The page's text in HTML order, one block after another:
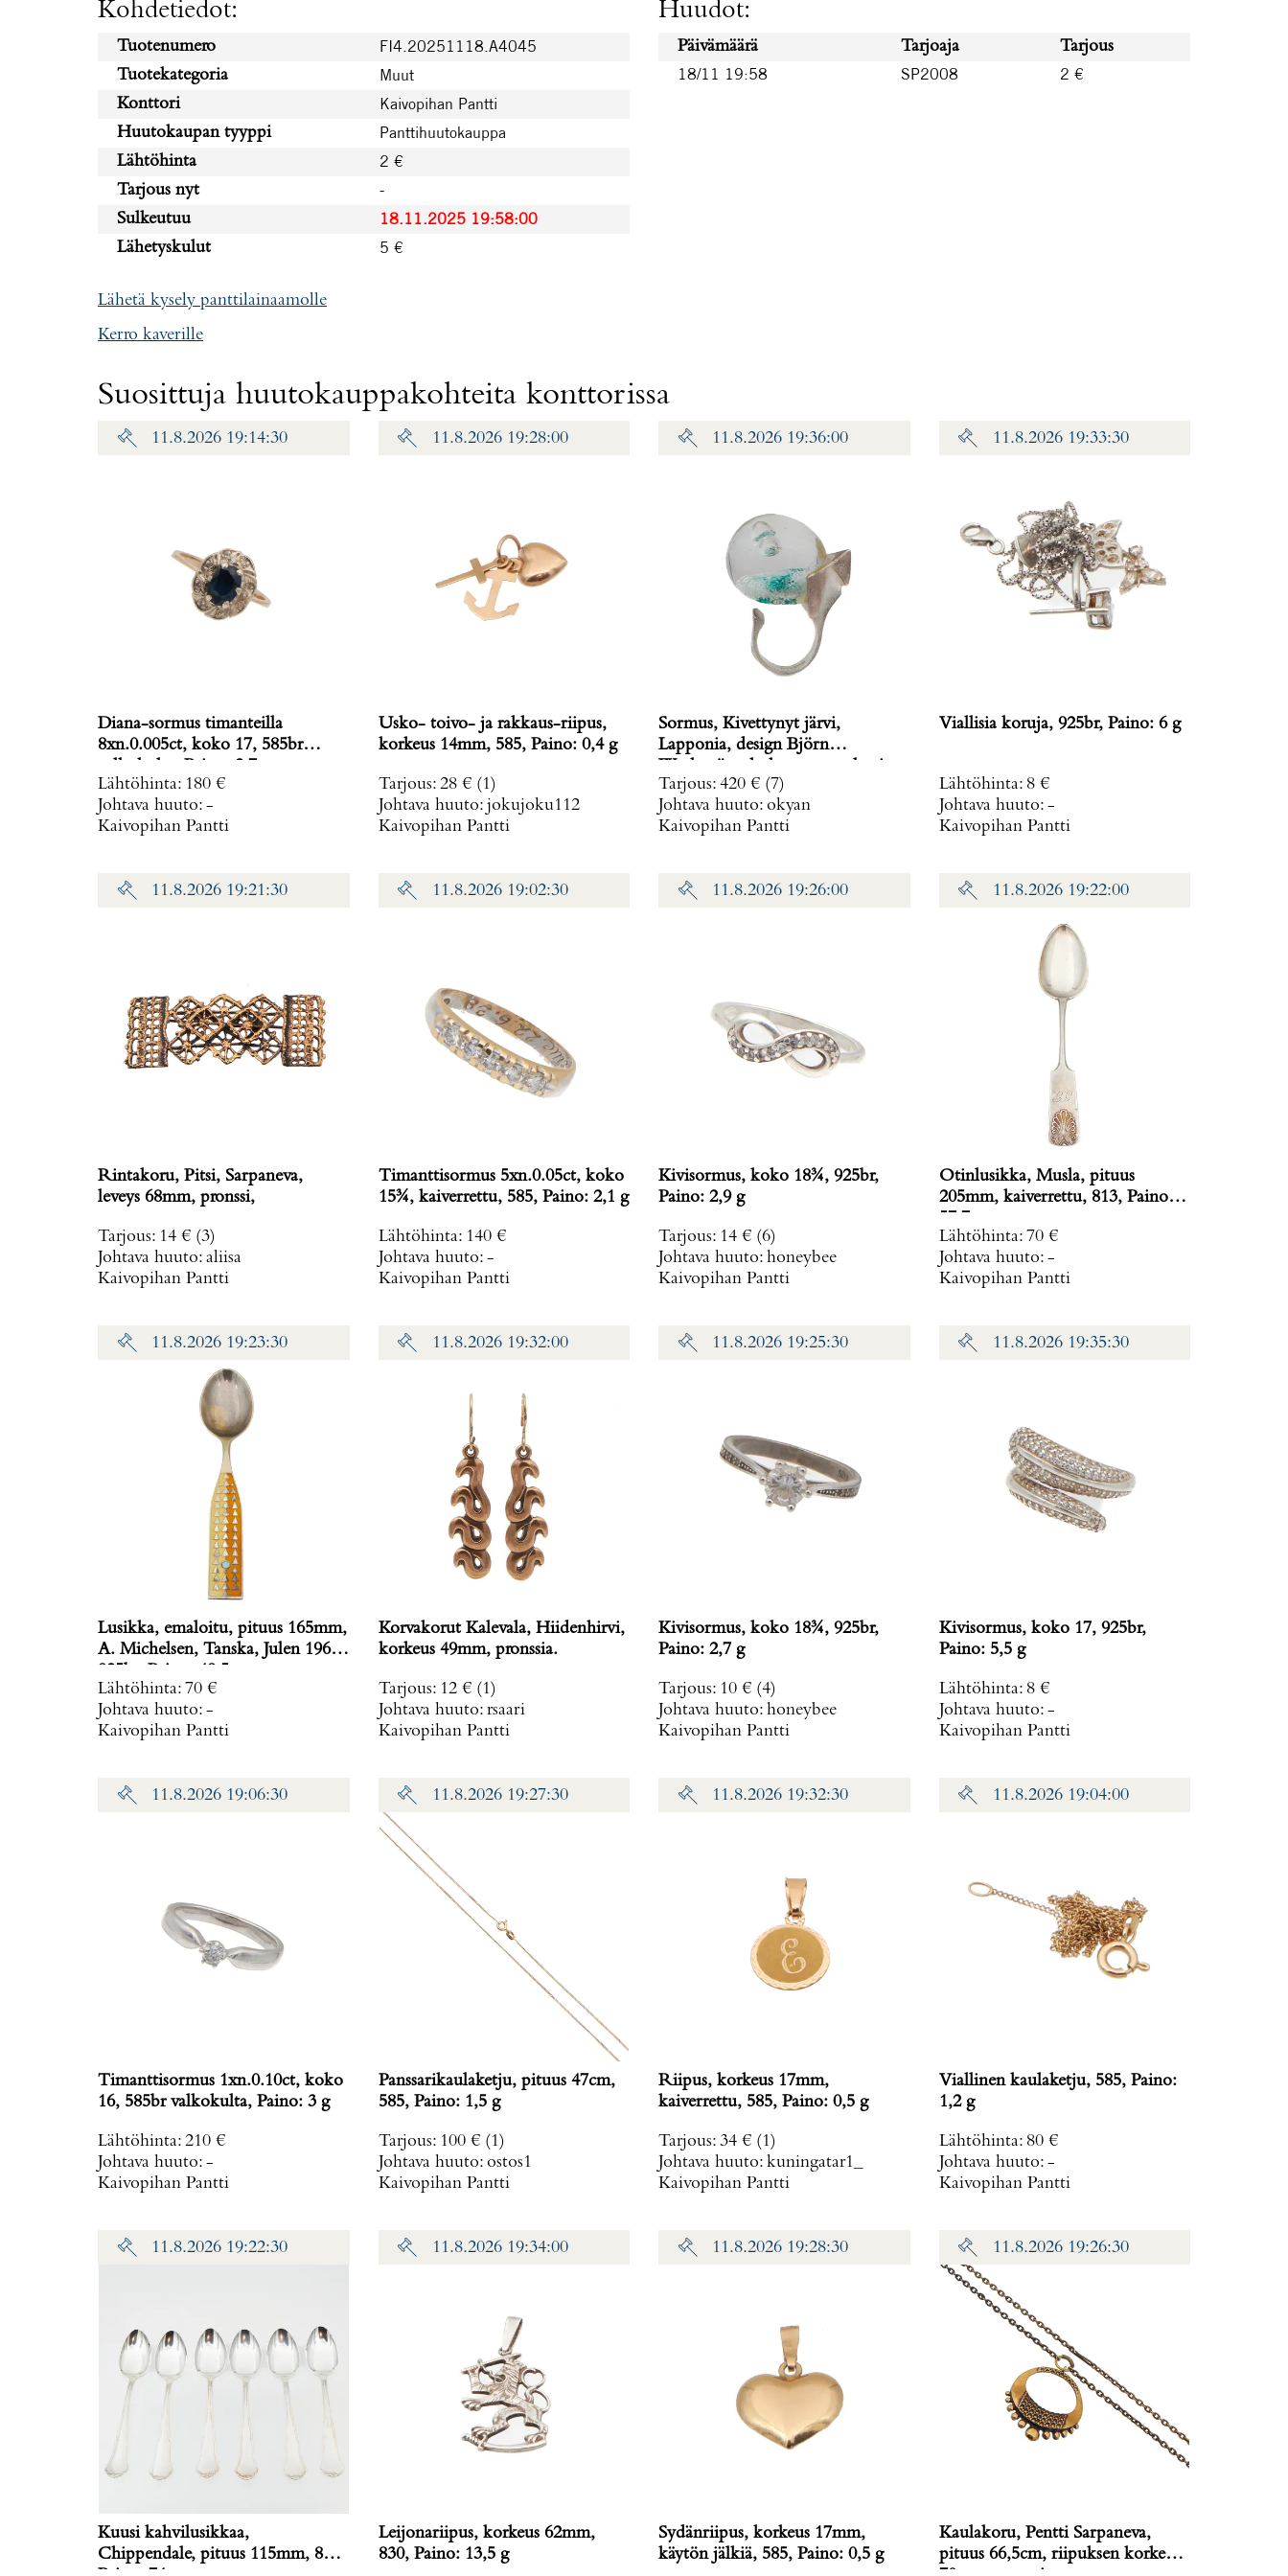
Kohdetiedot:
Tuotenumero FI4.20251118.A4045
Tuotekategoria Muut
Konttori Kaivopihan Pantti
Huutokaupan tyyppi Panttihuutokauppa
Lähtöhinta 2 €
Tarjous nyt -
Sulkeutuu 18.11.2025 19:58:00
Lähetyskulut 5 €
Lähetä kysely panttilainaamolle
Kerro kaverille
Huudot:
Päivämäärä Tarjoaja Tarjous
18/11 19:58 SP2008 2 €
Suosittuja huutokauppakohteita konttorissa
11.8.2026 19:14:30
Diana-sormus timanteilla
8xn.0.005ct, koko 17, 585br
Lähtöhinta: 180 €
Johtava huuto: -
Kaivopihan Pantti
11.8.2026 19:28:00
Usko- toivo- ja rakkaus-riipus,
korkeus 14mm, 585, Paino: 0,4 g
Tarjous: 28 € (1)
Johtava huuto: jokujoku112
Kaivopihan Pantti
11.8.2026 19:36:00
Sormus, Kivettynyt järvi,
Lapponia, design Björn
vuodelta 1972, 925br, Paino: 19,8
g
Tarjous: 420 € (7)
Johtava huuto: okyan
Kaivopihan Pantti
11.8.2026 19:33:30
Viallisia koruja, 925br, Paino: 6 g
Lähtöhinta: 8 €
Johtava huuto: -
Kaivopihan Pantti
11.8.2026 19:21:30
Rintakoru, Pitsi, Sarpaneva,
leveys 68mm, pronssi,
Tarjous: 14 € (3)
Johtava huuto: aliisa
Kaivopihan Pantti
11.8.2026 19:02:30
Timanttisormus 5xn.0.05ct, koko
15¾, kaiverrettu, 585, Paino: 2,1 g
Lähtöhinta: 140 €
Johtava huuto: -
Kaivopihan Pantti
11.8.2026 19:26:00
Kivisormus, koko 18¾, 925br,
Paino: 2,9 g
Tarjous: 14 € (6)
Johtava huuto: honeybee
Kaivopihan Pantti
11.8.2026 19:22:00
Otinlusikka, Musla, pituus
205mm, kaiverrettu, 813, Paino:
Lähtöhinta: 70 €
Johtava huuto: -
Kaivopihan Pantti
11.8.2026 19:23:30
Lusikka, emaloitu, pituus 165mm,
A. Michelsen, Tanska, Julen 1960,
Lähtöhinta: 70 €
Johtava huuto: -
Kaivopihan Pantti
11.8.2026 19:32:00
Korvakorut Kalevala, Hiidenhirvi,
korkeus 49mm, pronssia.
Tarjous: 12 € (1)
Johtava huuto: rsaari
Kaivopihan Pantti
11.8.2026 19:25:30
Kivisormus, koko 18¾, 925br,
Paino: 2,7 g
Tarjous: 10 € (4)
Johtava huuto: honeybee
Kaivopihan Pantti
11.8.2026 19:35:30
Kivisormus, koko 17, 925br,
Paino: 5,5 g
Lähtöhinta: 8 €
Johtava huuto: -
Kaivopihan Pantti
11.8.2026 19:06:30
Timanttisormus 1xn.0.10ct, koko
16, 585br valkokulta, Paino: 3 g
Lähtöhinta: 210 €
Johtava huuto: -
Kaivopihan Pantti
11.8.2026 19:27:30
Panssarikaulaketju, pituus 47cm,
585, Paino: 1,5 g
Tarjous: 100 € (1)
Johtava huuto: ostos1
Kaivopihan Pantti
11.8.2026 19:32:30
Riipus, korkeus 17mm,
kaiverrettu, 585, Paino: 0,5 g
Tarjous: 34 € (1)
Johtava huuto: kuningatar1_
Kaivopihan Pantti
11.8.2026 19:04:00
Viallinen kaulaketju, 585, Paino:
1,2 g
Lähtöhinta: 80 €
Johtava huuto: -
Kaivopihan Pantti
11.8.2026 19:22:30
Kuusi kahvilusikkaa,
Chippendale, pituus 115mm, 830,
11.8.2026 19:34:00
Leijonariipus, korkeus 62mm,
830, Paino: 13,5 g
11.8.2026 19:28:30
Sydänriipus, korkeus 17mm,
käytön jälkiä, 585, Paino: 0,5 g
11.8.2026 19:26:30
Kaulakoru, Pentti Sarpaneva,
pituus 66,5cm, riipuksen korkeus